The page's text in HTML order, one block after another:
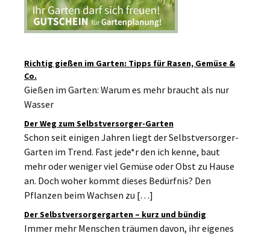
Richtig gießen im Garten: Tipps für Rasen, Gemüse &
Co.
Gießen im Garten: Warum es mehr braucht als nur
Wasser
Der Weg zum Selbstversorger-Garten
Schon seit einigen Jahren liegt der Selbstversorger-
Garten im Trend. Fast jede*r den ich kenne, baut
mehr oder weniger viel Gemüse oder Obst zu Hause
an. Doch woher kommt dieses Bedürfnis? Den
Pflanzen beim Wachsen zu […]
Der Selbstversorgergarten – kurz und bündig
Immer mehr Menschen träumen davon, ihr eigenes